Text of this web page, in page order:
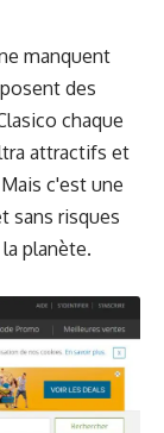
manquent
des
chaque
attractifs et
c'est une
sans risques
planète.